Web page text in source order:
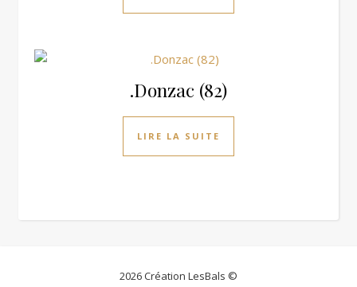
.Donzac (82)
LIRE LA SUITE
2026 Création LesBals ©